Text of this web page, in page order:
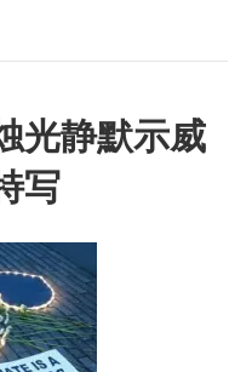
光静默示威
写